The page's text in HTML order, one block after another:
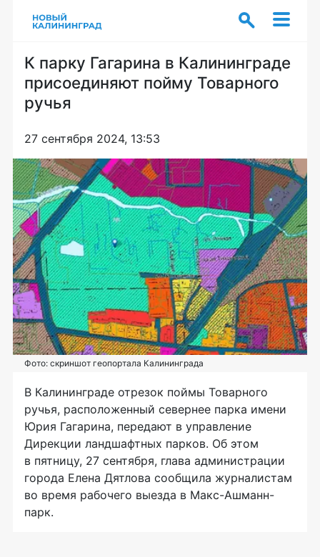
К парку Гагарина в Калининграде
присоединяют пойму Товарного
ручья
27 сентября 2024, 13:53
Фото: скриншот геопортала Калининграда
В Калининграде отрезок поймы Товарного
ручья, расположенный севернее парка имени
Юрия Гагарина, передают в управление
Дирекции ландшафтных парков. Об этом
в пятницу, 27 сентября, глава администрации
города Елена Дятлова сообщила журналистам
во время рабочего выезда в Макс-Ашманн-
парк.